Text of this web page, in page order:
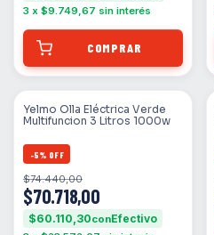
3 x $9.749,67 sin interés
Yelmo Olla Eléctrica Verde
Multifuncion 3 Litros 1000w
-5% OFF
$70.718,00
$74.440,00
$60.110,30con